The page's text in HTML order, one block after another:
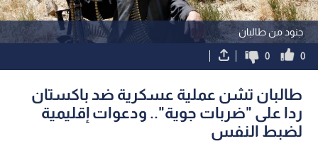
جنود من طالبان
0
0
طالبان تشن عملية عسكرية ضد باكستان
ردا على "ضربات جوية".. ودعوات إقليمية
لضبط النفس